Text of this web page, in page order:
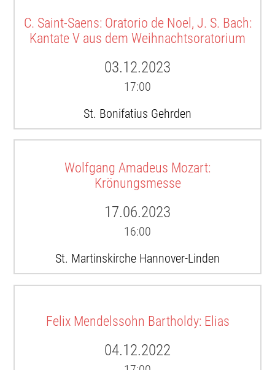
C. Saint-Saens: Oratorio de Noel, J. S. Bach:
Kantate V aus dem Weihnachtsoratorium
03.12.2023
17:00
St. Bonifatius Gehrden
Wolfgang Amadeus Mozart:
Krönungsmesse
17.06.2023
16:00
St. Martinskirche Hannover-Linden
Felix Mendelssohn Bartholdy: Elias
04.12.2022